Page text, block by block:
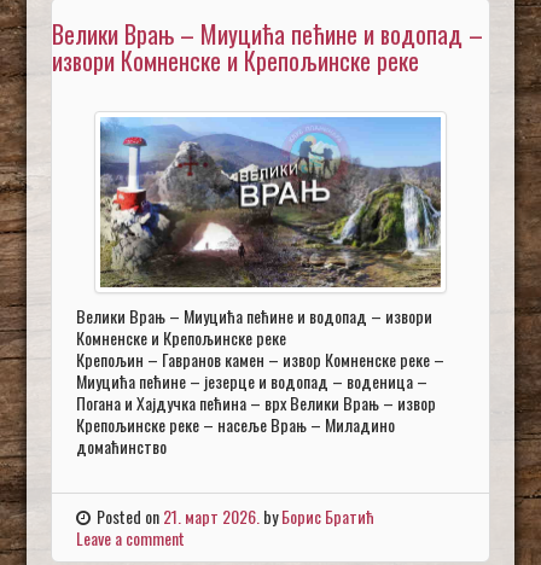
Велики Врањ – Миуцића пећине и водопад –
извори Комненске и Крепољинске реке
Велики Врањ – Миуцића пећине и водопад – извори
Комненске и Крепољинске реке
Крепољин – Гавранов камен – извор Комненске реке –
Миуцића пећине – језерце и водопад – воденица –
Погана и Хајдучка пећина – врх Велики Врањ – извор
Крепољинске реке – насеље Врањ – Миладино
домаћинство
Posted on21. март 2026. byБорис Братић
Leave a comment